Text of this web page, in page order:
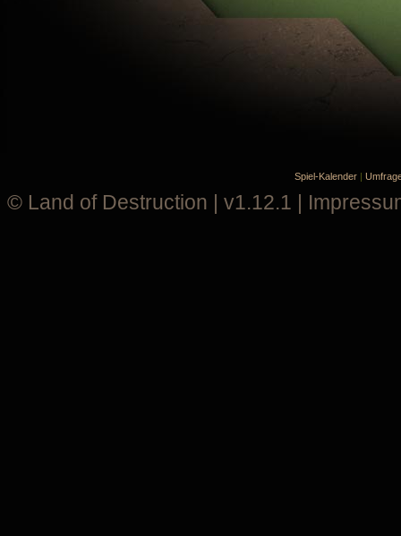
Spiel-Kalender|
© Land of Destruction | v1.12.1 |